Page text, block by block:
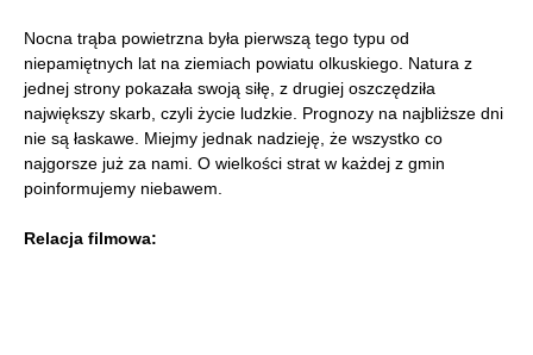
Nocna trąba powietrzna była pierwszą tego typu od
niepamiętnych lat na ziemiach powiatu olkuskiego. Natura z
jednej strony pokazała swoją siłę, z drugiej oszczędziła
największy skarb, czyli życie ludzkie. Prognozy na najbliższe dni
nie są łaskawe. Miejmy jednak nadzieję, że wszystko co
najgorsze już za nami. O wielkości strat w każdej z gmin
poinformujemy niebawem.
Relacja filmowa: